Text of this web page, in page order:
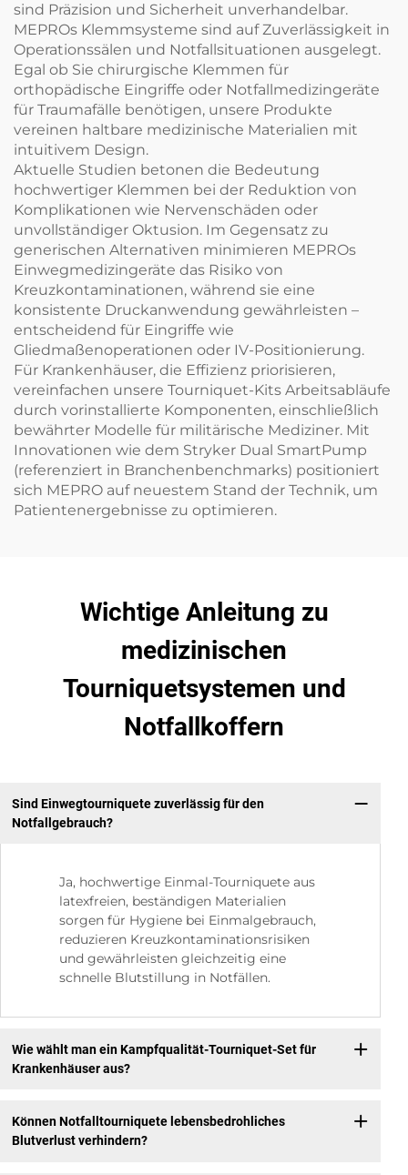
sind Präzision und Sicherheit unverhandelbar.
MEPROs Klemmsysteme sind auf Zuverlässigkeit in
Operationssälen und Notfallsituationen ausgelegt.
Egal ob Sie chirurgische Klemmen für
orthopädische Eingriffe oder Notfallmedizingeräte
für Traumafälle benötigen, unsere Produkte
vereinen haltbare medizinische Materialien mit
intuitivem Design.
Aktuelle Studien betonen die Bedeutung
hochwertiger Klemmen bei der Reduktion von
Komplikationen wie Nervenschäden oder
unvollständiger Oktusion. Im Gegensatz zu
generischen Alternativen minimieren MEPROs
Einwegmedizingeräte das Risiko von
Kreuzkontaminationen, während sie eine
konsistente Druckanwendung gewährleisten –
entscheidend für Eingriffe wie
Gliedmaßenoperationen oder IV-Positionierung.
Für Krankenhäuser, die Effizienz priorisieren,
vereinfachen unsere Tourniquet-Kits Arbeitsabläufe
durch vorinstallierte Komponenten, einschließlich
bewährter Modelle für militärische Mediziner. Mit
Innovationen wie dem Stryker Dual SmartPump
(referenziert in Branchenbenchmarks) positioniert
sich MEPRO auf neuestem Stand der Technik, um
Patientenergebnisse zu optimieren.
Wichtige Anleitung zu
medizinischen
Tourniquetsystemen und
Notfallkoffern
Sind Einwegtourniquete zuverlässig für den
Notfallgebrauch?
Ja, hochwertige Einmal-Tourniquete aus
latexfreien, beständigen Materialien
sorgen für Hygiene bei Einmalgebrauch,
reduzieren Kreuzkontaminationsrisiken
und gewährleisten gleichzeitig eine
schnelle Blutstillung in Notfällen.
Wie wählt man ein Kampfqualität-Tourniquet-Set für
Krankenhäuser aus?
Können Notfalltourniquete lebensbedrohliches
Blutverlust verhindern?